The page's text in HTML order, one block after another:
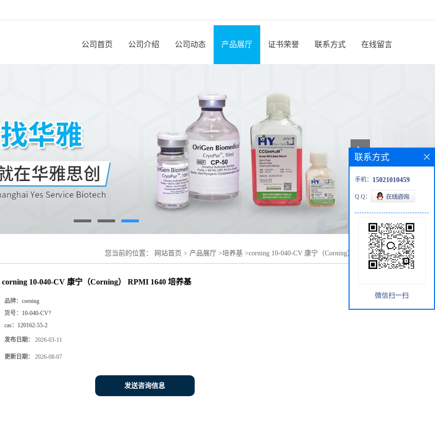
公司首页 公司介绍 公司动态 产品展厅 证书荣誉 联系方式 在线留言
您当前的位置： 网站首页 > 产品展厅 >培养基 >corning 10-040-CV 康宁（Corning） RPMI 1640
corning 10-040-CV 康宁（Corning） RPMI 1640 培养基
品牌： corning
货号： 10-040-CV?
cas： 120162-55-2
发布日期： 2026-03-11
更新日期： 2026-08-07
发送咨询信息
联系方式
手机： 15021010459
Q Q：
微信扫一扫